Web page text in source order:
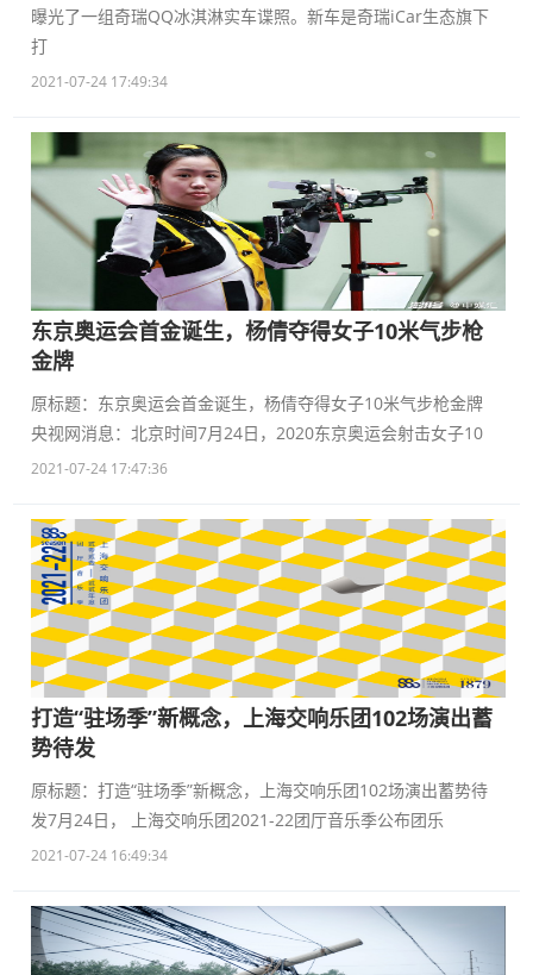
曝光了一组奇瑞QQ冰淇淋实车谍照。新车是奇瑞iCar生态旗下
打
2021-07-24 17:49:34
东京奥运会首金诞生，杨倩夺得女子10米气步枪
金牌
原标题：东京奥运会首金诞生，杨倩夺得女子10米气步枪金牌
央视网消息：北京时间7月24日，2020东京奥运会射击女子10
2021-07-24 17:47:36
打造“驻场季”新概念，上海交响乐团102场演出蓄
势待发
原标题：打造“驻场季”新概念，上海交响乐团102场演出蓄势待
发7月24日， 上海交响乐团2021-22团厅音乐季公布团乐
2021-07-24 16:49:34